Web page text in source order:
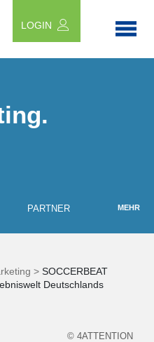
LOGIN
PARTNER MEHR
> SOCCERBEAT
Deutschlands
© 4ATTENTION